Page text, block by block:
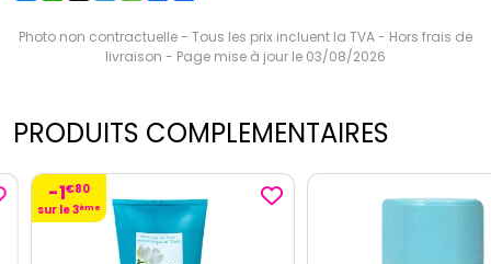
Photo non contractuelle - Tous les prix incluent la TVA - Hors frais de
livraison - Page mise à jour le 03/08/2026
PRODUITS COMPLEMENTAIRES
-1€80
sur le 3ème